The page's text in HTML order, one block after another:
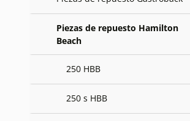
Piezas de repuesto Hamilton
Beach
250 HBB
250 s HBB